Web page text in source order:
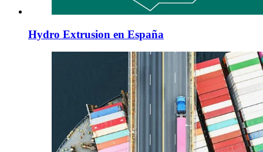
Hydro Extrusion en España